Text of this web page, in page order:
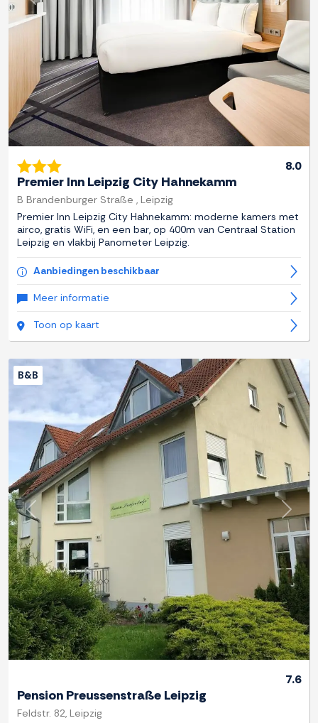
Previous Next
8.0
Premier Inn Leipzig City Hahnekamm
B Brandenburger Straße , Leipzig
Premier Inn Leipzig City Hahnekamm: moderne kamers met
airco, gratis WiFi, en een bar, op 400m van Centraal Station
Leipzig en vlakbij Panometer Leipzig.
Aanbiedingen beschikbaar
Meer informatie
Toon op kaart
Previous Next
B&B
7.6
Pension Preussenstraße Leipzig
Feldstr. 82, Leipzig